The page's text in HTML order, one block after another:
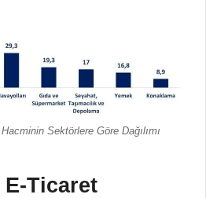
Sektörlere Göre Dağılımı
E-Ticaret